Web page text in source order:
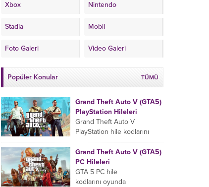
Xbox Nintendo
Stadia Mobil
Foto Galeri Video Galeri
Popüler Konular TÜMÜ
Grand Theft Auto V (GTA5)
PlayStation Hileleri
Grand Theft Auto V
PlayStation hile kodlarını
oyun esnasında sıralamaya
uyarak gire bilirsiniz yada
pause ekranında da bu hile
kodlarını...
Grand Theft Auto V (GTA5)
PC Hileleri
GTA 5 PC hile
kodlarını oyunda